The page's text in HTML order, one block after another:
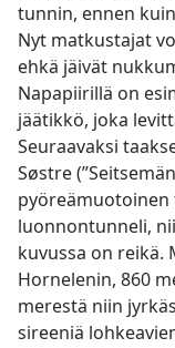
tunnin, ennen
Nyt matkustajat
ehkä jäivät
Napapiirillä on
jäätikkö, joka
Seuraavaksi
Søstre
luonnontunneli,
kuvussa on reikä.
Hornelenin, 860
merestä niin
sireeniä